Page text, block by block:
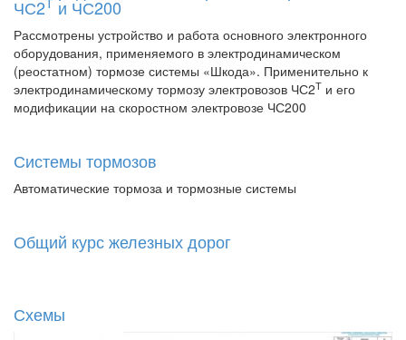
ЧС2 и ЧС200
Рассмотрены устройство и работа основного электронного
оборудования, применяемого в электродинамическом
(реостатном) тормозе системы «Шкода». Применительно к
электродинамическому тормозу электровозов ЧС2Т и его
модификации на скоростном электровозе ЧС200
Системы тормозов
Автоматические тормоза и тормозные системы
Общий курс железных дорог
Схемы